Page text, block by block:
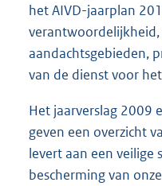
het AIVD-jaarplan
verantwoordelijkheid,
aandachtsgebieden,
van de dienst voor
Het jaarverslag 2009
geven een overzicht
levert aan een veilige
bescherming van